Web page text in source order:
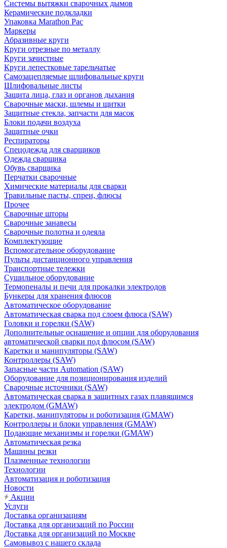
Системы вытяжки сварочных дымов
Керамические подкладки
Упаковка Marathon Pac
Маркеры
Абразивные круги
Круги отрезные по металлу
Круги зачистные
Круги лепестковые тарельчатые
Самозацепляемые шлифовальные круги
Шлифовальные листы
Защита лица, глаз и органов дыхания
Сварочные маски, шлемы и щитки
Защитные стекла, запчасти для масок
Блоки подачи воздуха
Защитные очки
Респираторы
Спецодежда для сварщиков
Одежда сварщика
Обувь сварщика
Перчатки сварочные
Химические материалы для сварки
Травильные пасты, спреи, флюсы
Прочее
Сварочные шторы
Сварочные занавесы
Сварочные полотна и одеяла
Комплектующие
Вспомогательное оборудование
Пульты дистанционного управления
Транспортные тележки
Сушильное оборудование
Термопеналы и печи для прокалки электродов
Бункеры для хранения флюсов
Автоматическое оборудование
Автоматическая сварка под слоем флюса (SAW)
Головки и горелки (SAW)
Дополнительные оснащение и опции для оборудования
автоматической сварки под флюсом (SAW)
Каретки и манипуляторы (SAW)
Контроллеры (SAW)
Запасные части Automation (SAW)
Оборудование для позиционирования изделий
Сварочные источники (SAW)
Автоматическая сварка в защитных газах плавящимся
электродом (GMAW)
Каретки, манипуляторы и роботизация (GMAW)
Контроллеры и блоки управления (GMAW)
Подающие механизмы и горелки (GMAW)
Автоматическая резка
Машины резки
Плазменные технологии
Технологии
Автоматизация и роботизация
Новости
Акции
Услуги
Доставка организациям
Доставка для организаций по России
Доставка для организаций по Москве
Самовывоз с нашего склада